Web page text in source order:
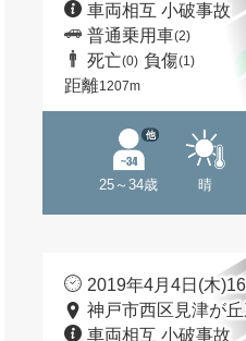
車両相互 小破事故
普通乗用車(2)
死亡(0) 負傷(1)
距離1207m
25～34歳
他
晴
2019年4月4日(木
神戸市西区見津が
車両相互 小破事故